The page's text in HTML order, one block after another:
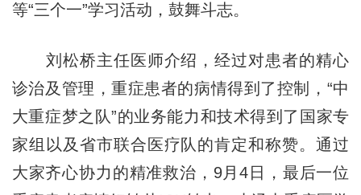
等“三个一”学习活动，鼓舞斗志。
刘松桥主任医师介绍，经过对患者的精心
诊治及管理，重症患者的病情得到了控制，“中
大重症梦之队”的业务能力和技术得到了国家专
家组以及省市联合医疗队的肯定和称赞。通过
大家齐心协力的精准救治，9月4日，最后一位